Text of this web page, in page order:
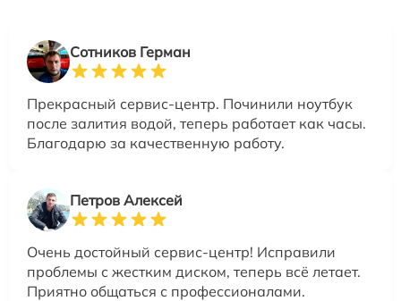
Сотников Герман
Прекрасный сервис-центр. Починили ноутбук
после залития водой, теперь работает как часы.
Благодарю за качественную работу.
Петров Алексей
Очень достойный сервис-центр! Исправили
проблемы с жестким диском, теперь всё летает.
Приятно общаться с профессионалами.